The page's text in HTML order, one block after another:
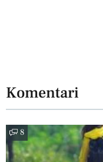
Komentari
8